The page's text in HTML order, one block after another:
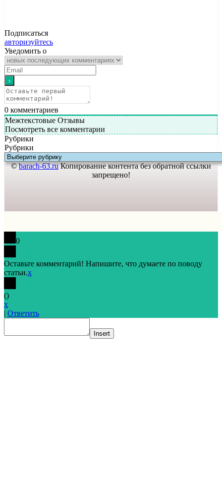
Подписаться
авторизуйтесь
Уведомить о
0 комментариев
Межтекстовые Отзывы
Посмотреть все комментарии
Рубрики
Рубрики
©barach-63.ruКопирование контента без обратной ссылки
запрещено!
0
Оставьте комментарий! Напишите, что думаете по поводу
статьи.x
()
x
| Ответить
Insert